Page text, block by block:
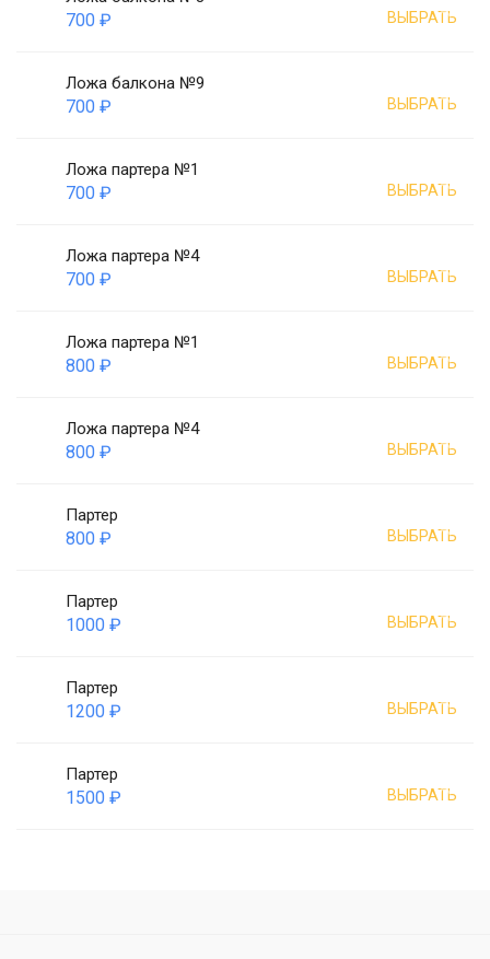
700 ₽ ВЫБРАТЬ
Ложа балкона №9
700 ₽ ВЫБРАТЬ
Ложа партера №1
700 ₽ ВЫБРАТЬ
Ложа партера №4
700 ₽ ВЫБРАТЬ
Ложа партера №1
800 ₽ ВЫБРАТЬ
Ложа партера №4
800 ₽ ВЫБРАТЬ
Партер
800 ₽ ВЫБРАТЬ
Партер
1000 ₽ ВЫБРАТЬ
Партер
1200 ₽ ВЫБРАТЬ
Партер
1500 ₽ ВЫБРАТЬ